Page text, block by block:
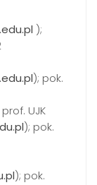
);
); pok.
UJK
); pok.
); pok.